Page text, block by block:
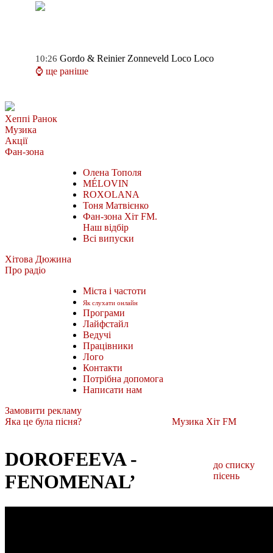
10:26 Gordo & Reinier Zonneveld Loco Loco
⌚ ще раніше
Хеппі Ранок
Музика
Акції
Фан-зона
Олена Тополя
MÉLOVIN
ROXOLANA
Тоня Матвієнко
Фан-зона Хіт FM.
Наш відбір
Всі випуски
Хітова Дюжина
Про радіо
Міста і частоти
Як слухати онлайн
Програми
Лайфстайл
Ведучі
Працівники
Лого
Контакти
Потрібна допомога
Написати нам
Замовити рекламу
Яка це була пісня?
Музика Хіт FM
DOROFEEVA -
FENOMENAL’
до списку
пісень